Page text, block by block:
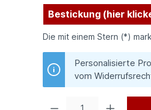
Bestickung (hier
Die mit einem Stern (*)
Personalisierte
vom